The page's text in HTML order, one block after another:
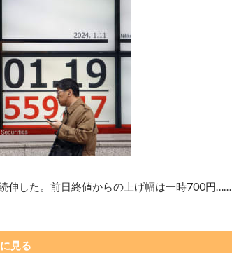
伸した。前日終値からの上げ幅は一時700円……
見る